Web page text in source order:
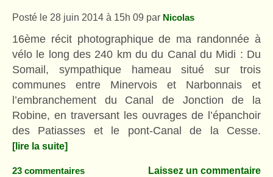
Posté le 28 juin 2014 à 15h 09 par Nicolas
16ème récit photographique de ma randonnée à
vélo le long des 240 km du du Canal du Midi : Du
Somail, sympathique hameau situé sur trois
communes entre Minervois et Narbonnais et
l’embranchement du Canal de Jonction de la
Robine, en traversant les ouvrages de l’épanchoir
des Patiasses et le pont-Canal de la Cesse.
[lire la suite]
23 commentaires Laissez un commentaire